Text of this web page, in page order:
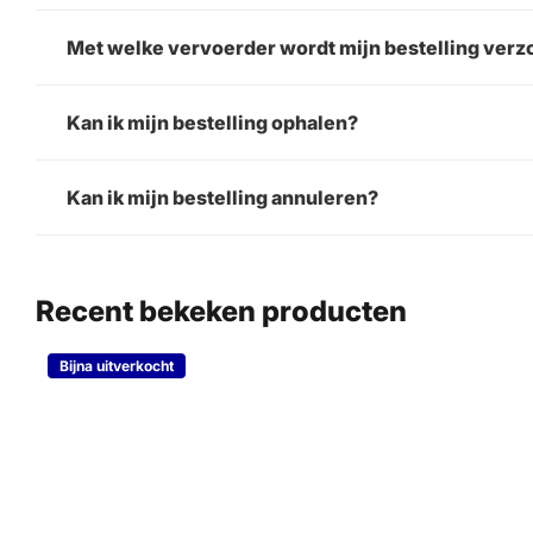
Met welke vervoerder wordt mijn bestelling
Kan ik mijn bestelling ophalen?
Kan ik mijn bestelling annuleren?
Recent bekeken producten
Bijna uitverkocht